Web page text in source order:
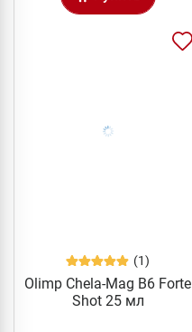
(1)
Olimp Chela-Mag B6 Forte
Shot 25 мл